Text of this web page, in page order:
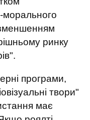
морального
ринку
програми,
твори"
має